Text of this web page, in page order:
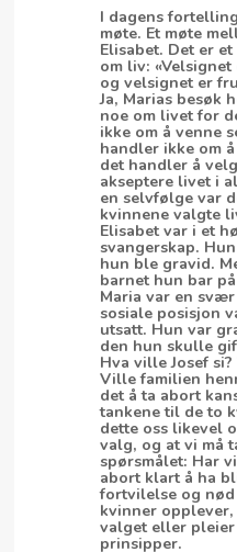
I dagens
møte. Et møte
Elisabet. Det er
om liv:
og velsignet er
Ja, Marias besøk
noe om livet for
ikke om å venne
handler ikke om
det handler å
akseptere livet i
en selvfølge var
kvinnene valgte
Elisabet var i et
svangerskap.
hun ble gravid.
barnet hun bar
Maria var en
sosiale posisjon
utsatt. Hun var
den hun skulle
Hva ville Josef
Ville familien
det å ta abort
tankene til de to
dette oss likevel
valg, og at vi må
spørsmålet: Har
abort klart å ha
fortvilelse og
kvinner
valget eller
prinsipper.